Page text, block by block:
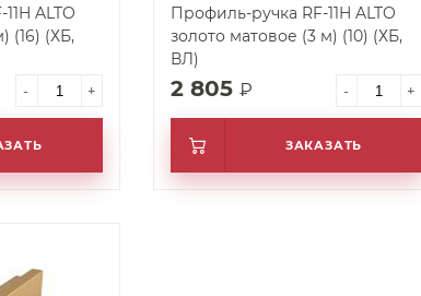
ALTO
(16) (ХБ,
- +
Профиль-ручка RF-11H ALTO
золото матовое (3 м) (10) (ХБ,
ВЛ)
2 805 ₽ - +
ЗАКАЗАТЬ